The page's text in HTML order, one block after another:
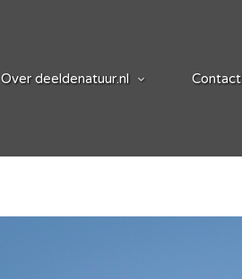
Over deeldenatuur.nl Contact